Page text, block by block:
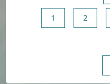
1 2